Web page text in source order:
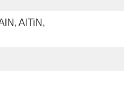
AlTiN,